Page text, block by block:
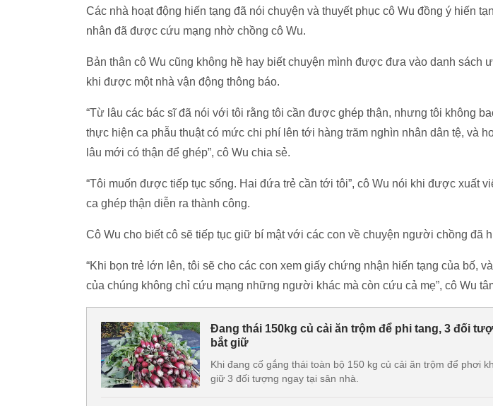
Các nhà hoạt động hiến tạng đã nói chuyện và thuyết phục cô Wu đồng ý hiến
nhân đã được cứu mạng nhờ chồng cô Wu.
Bản thân cô Wu cũng không hề hay biết chuyện mình được đưa vào danh sách
khi được một nhà vận động thông báo.
“Từ lâu các bác sĩ đã nói với tôi rằng tôi cần được ghép thận, nhưng tôi không
thực hiện ca phẫu thuật có mức chi phí lên tới hàng trăm nghìn nhân dân tệ, và
lâu mới có thận để ghép”, cô Wu chia sẻ.
“Tôi muốn được tiếp tục sống. Hai đứa trẻ cần tới tôi”, cô Wu nói khi được xuất
ca ghép thận diễn ra thành công.
Cô Wu cho biết cô sẽ tiếp tục giữ bí mật với các con về chuyện người chồng đã
“Khi bọn trẻ lớn lên, tôi sẽ cho các con xem giấy chứng nhận hiến tạng của bố,
của chúng không chỉ cứu mạng những người khác mà còn cứu cả mẹ”, cô Wu
Đang thái 150kg củ cải ăn trộm để phi tang, 3 đối
bắt giữ
Khi đang cố gắng thái toàn bộ 150 kg củ cải ăn trộm để phơi
giữ 3 đối tượng ngay tại sân nhà.